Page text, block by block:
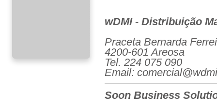
wDMI - Distribuição
Praceta Bernarda
4200-601 Areosa
Tel. 224 075 090
Email:
Soon Business